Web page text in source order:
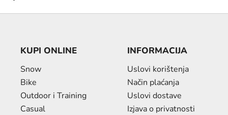
KUPI ONLINE
Snow
Bike
Outdoor i Training
Casual
INFORMACIJA
Uslovi korištenja
Način plaćanja
Uslovi dostave
Izjava o privatnosti